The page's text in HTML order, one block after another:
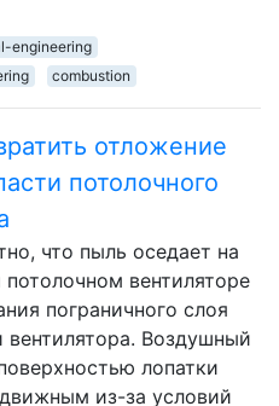
engineering
combustion
отложение
потолочного
что пыль оседает на
вентиляторе
пограничного слоя
вентилятора. Воздушный
лопатки
из-за условий